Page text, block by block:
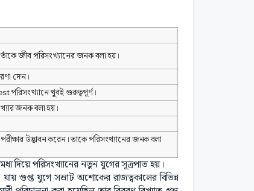
জীব পরিসংখ্যানের জনক বলা হয়।
দেন।
পরিসংখ্যানে খুবই গুরুত্বপূর্ণ।
জনক বলা হয়।
উদ্ভাবন করেন। তাকে পরিসংখ্যানের জনক বলা
দিয়ে পরিসংখ্যানের নতুন যুগের সূত্রপাত হয়।
গুপ্ত যুগে সম্রাট অশোকের রাজত্বকালের বিভিন্ন